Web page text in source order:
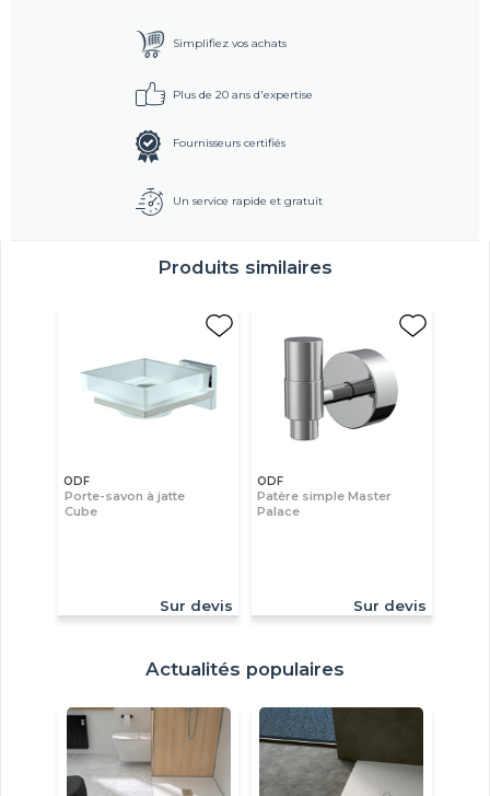
Simplifiez vos achats
Plus de 20 ans d'expertise
Fournisseurs certifiés
Un service rapide et gratuit
Produits similaires
ODF
Porte-savon à jatte
Cube
Sur devis
ODF
Patère simple Master
Palace
Sur devis
Actualités populaires